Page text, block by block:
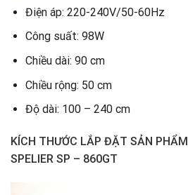
Điện áp: 220-240V/50-60Hz
Công suất: 98W
Chiều dài: 90 cm
Chiều rộng: 50 cm
Độ dài: 100 – 240 cm
KÍCH THƯỚC LẮP ĐẶT SẢN PHẨM
SPELIER SP – 860GT